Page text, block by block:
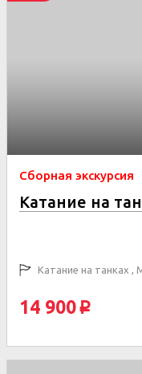
Сборная экскурсия
Катание на
Катание на танках ,
14 900 p